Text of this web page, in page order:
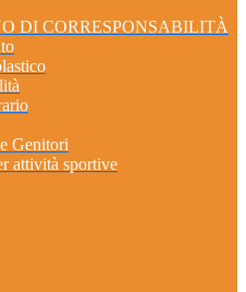
DI CORRESPONSABILITÀ
Genitori
attività sportive